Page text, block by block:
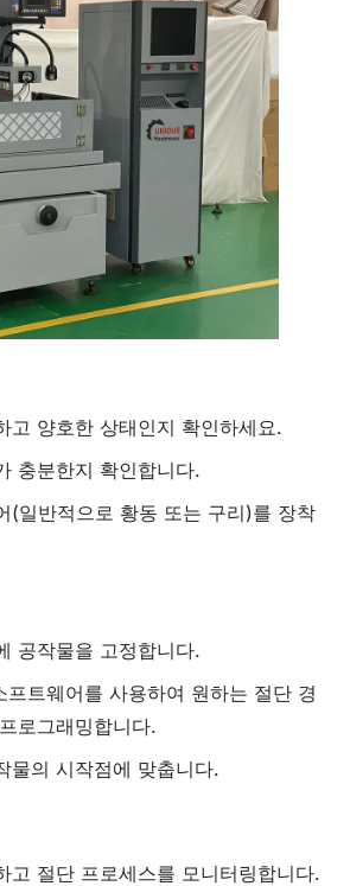
고 양호한 상태인지 확인하세요.
충분한지 확인합니다.
(일반적으로 황동 또는 구리)를 장착
공작물을 고정합니다.
트웨어를 사용하여 원하는 절단 경
로그래밍합니다.
물의 시작점에 맞춥니다.
고 절단 프로세스를 모니터링합니다.